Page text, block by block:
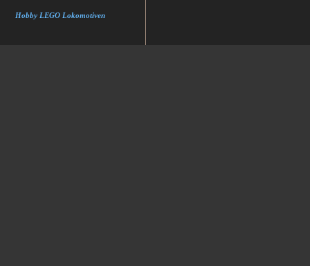
Hobby LEGO Lokomotiven